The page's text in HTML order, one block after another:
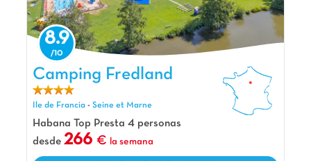
Camping Fredland, Camping Ile de Francia
8.9
Camping Fredland
Ile de Francia - Seine et Marne
Habana Top Presta 4 personas
desde 266 la semana